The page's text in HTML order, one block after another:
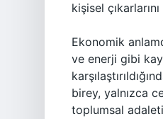
kişisel
Ekonomik
ve enerji gibi
birey, yalnızca
toplumsal